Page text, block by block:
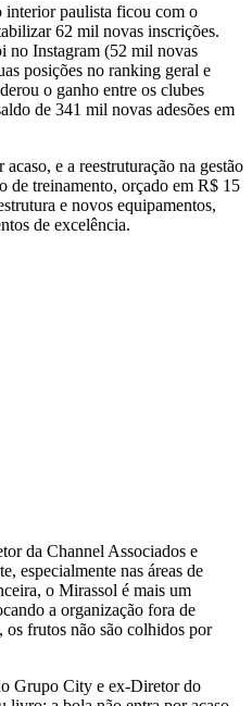
interior paulista ficou com o
62 mil novas inscrições.
no Instagram (52 mil novas
posições no ranking geral e
o ganho entre os clubes
de 341 mil novas adesões em
e a reestruturação na gestão
de treinamento, orçado em R$ 15
e novos equipamentos,
de excelência.
da Channel Associados e
especialmente nas áreas de
o Mirassol é mais um
a organização fora de
os frutos não são colhidos por
Grupo City e ex-Diretor do